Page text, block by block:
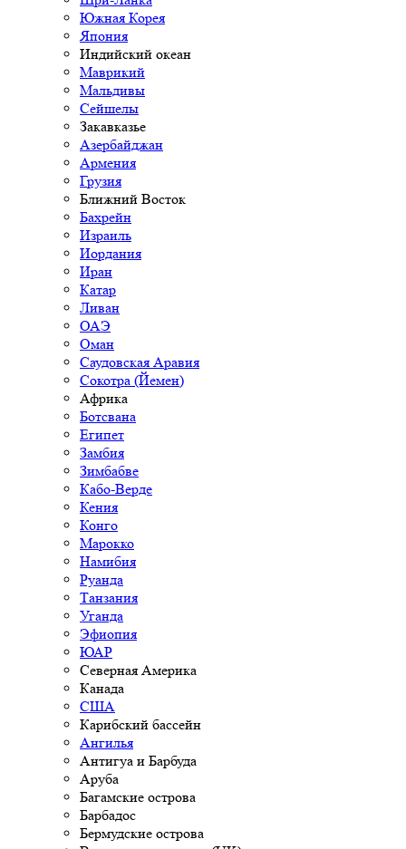
Южная Корея
Япония
Индийский океан
Маврикий
Мальдивы
Сейшелы
Закавказье
Азербайджан
Армения
Грузия
Ближний Восток
Бахрейн
Израиль
Иордания
Иран
Катар
Ливан
ОАЭ
Оман
Саудовская Аравия
Сокотра (Йемен)
Африка
Ботсвана
Египет
Замбия
Зимбабве
Кабо-Верде
Кения
Конго
Марокко
Намибия
Руанда
Танзания
Уганда
Эфиопия
ЮАР
Северная Америка
Канада
США
Карибский бассейн
Ангилья
Антигуа и Барбуда
Аруба
Багамские острова
Барбадос
Бермудские острова